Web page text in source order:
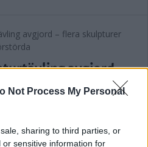
Not Process My Personal
sharing to third parties, or
sensitive information for
avgjord –